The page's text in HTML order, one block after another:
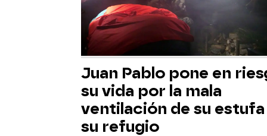
Juan Pablo pone en
su vida por la mala
ventilación de su estufa
su refugio